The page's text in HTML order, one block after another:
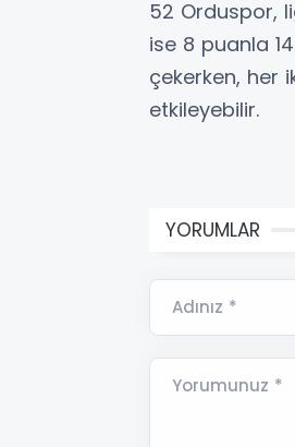
52 Orduspor,
ise 8 puanla
çekerken, her
etkileyebilir.
YORUMLAR
Adınız *
Yorumunuz *